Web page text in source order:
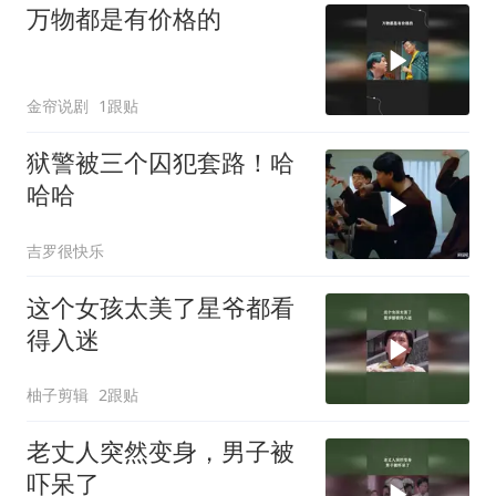
万物都是有价格的
金帘说剧 1跟贴
狱警被三个囚犯套路！哈
哈哈
吉罗很快乐
这个女孩太美了星爷都看
得入迷
柚子剪辑 2跟贴
老丈人突然变身，男子被
吓呆了